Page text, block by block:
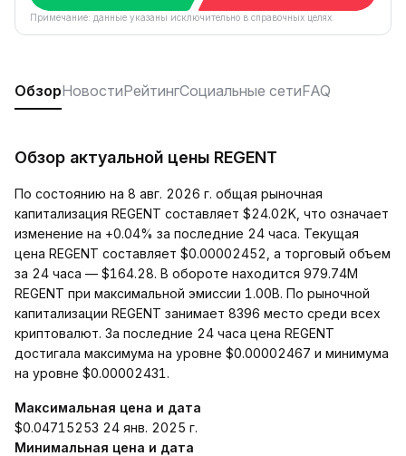
Примечание: данные указаны исключительно в справочных целях.
ОбзорНовостиРейтингСоциальные сетиFAQ
Обзор актуальной цены REGENT
По состоянию на 8 авг. 2026 г. общая рыночная
капитализация REGENT составляет $24.02K, что означает
изменение на +0.04% за последние 24 часа. Текущая
цена REGENT составляет $0.00002452, а торговый объем
за 24 часа — $164.28. В обороте находится 979.74M
REGENT при максимальной эмиссии 1.00B. По рыночной
капитализации REGENT занимает 8396 место среди всех
криптовалют. За последние 24 часа цена REGENT
достигала максимума на уровне $0.00002467 и минимума
на уровне $0.00002431.
Максимальная цена и дата
$0.04715253 24 янв. 2025 г.
Минимальная цена и дата